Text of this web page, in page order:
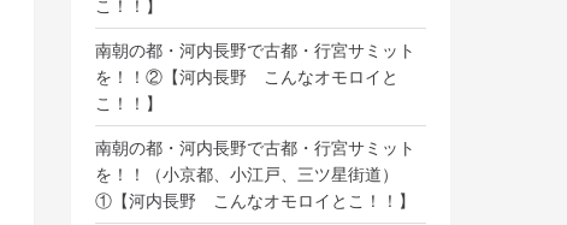
こ！！】
南朝の都・河内長野で古都・行宮サミット
を！！②【河内長野 こんなオモロイと
こ！！】
南朝の都・河内長野で古都・行宮サミット
を！！（小京都、小江戸、三ツ星街道）
①【河内長野 こんなオモロイとこ！！】